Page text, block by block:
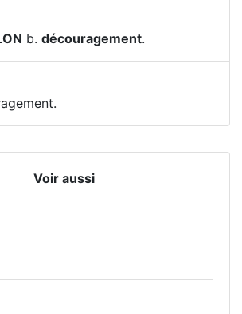
b. découragement.
Voir aussi